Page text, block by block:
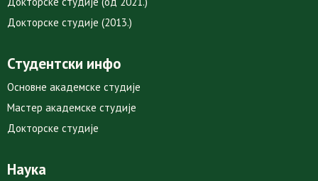
Докторске студије (2013.)
Студентски инфо
Основне академске студије
Мастер академске студије
Докторске студије
Наука